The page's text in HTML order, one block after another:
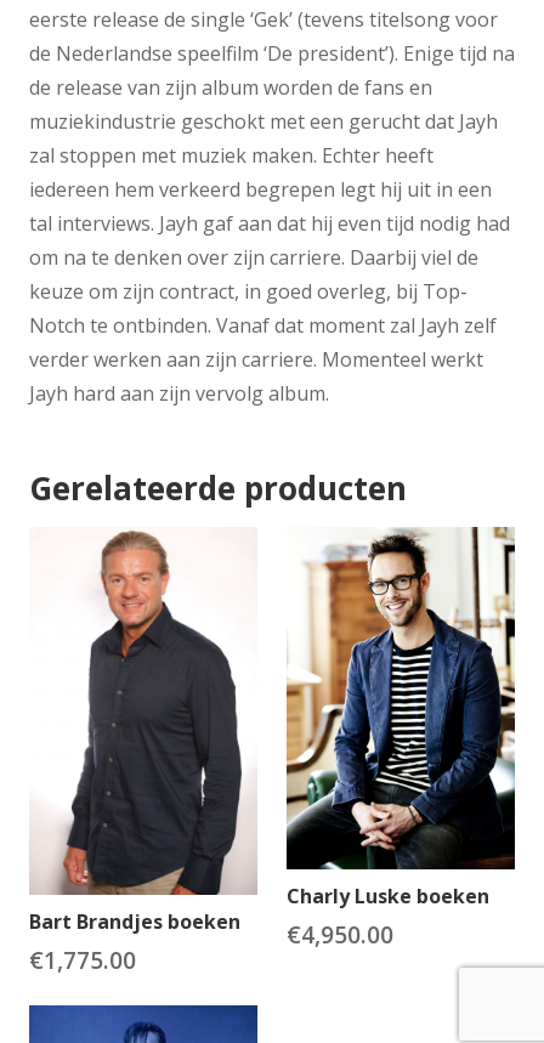
eerste release de single ‘Gek’ (tevens titelsong voor
de Nederlandse speelfilm ‘De president’). Enige tijd na
de release van zijn album worden de fans en
muziekindustrie geschokt met een gerucht dat Jayh
zal stoppen met muziek maken. Echter heeft
iedereen hem verkeerd begrepen legt hij uit in een
tal interviews. Jayh gaf aan dat hij even tijd nodig had
om na te denken over zijn carriere. Daarbij viel de
keuze om zijn contract, in goed overleg, bij Top-
Notch te ontbinden. Vanaf dat moment zal Jayh zelf
verder werken aan zijn carriere. Momenteel werkt
Jayh hard aan zijn vervolg album.
Gerelateerde producten
Bart Brandjes boeken
€1,775.00
Charly Luske boeken
€4,950.00